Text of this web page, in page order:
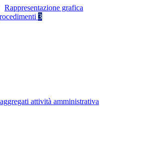
Rappresentazione grafica
3
attività amministrativa